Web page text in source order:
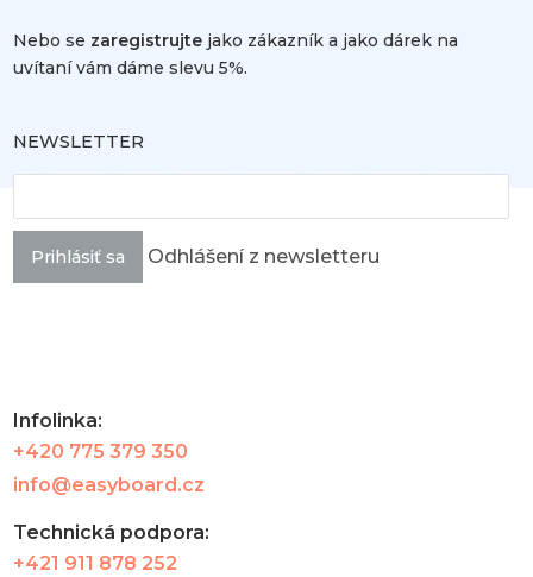
Nebo se zaregistrujte jako zákazník a jako dárek na
uvítaní vám dáme slevu 5%.
NEWSLETTER
Prihlásiť sa Odhlášení z newsletteru
Infolinka:
+420 775 379 350
info@easyboard.cz
Technická podpora:
+421 911 878 252